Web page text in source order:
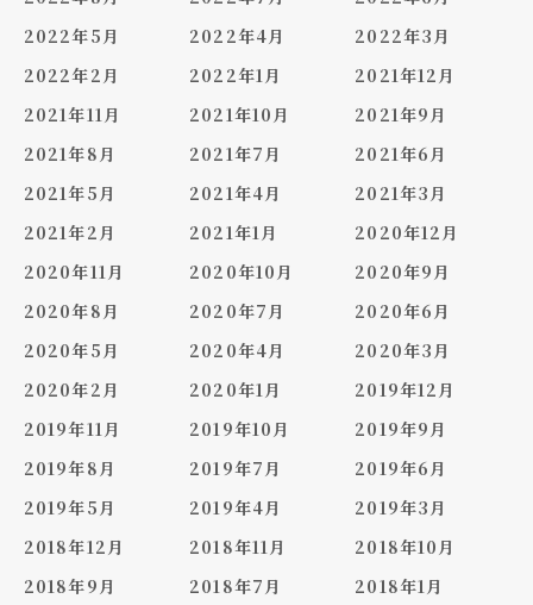
2022年5月
2022年4月
2022年3月
2022年2月
2022年1月
2021年12月
2021年11月
2021年10月
2021年9月
2021年8月
2021年7月
2021年6月
2021年5月
2021年4月
2021年3月
2021年2月
2021年1月
2020年12月
2020年11月
2020年10月
2020年9月
2020年8月
2020年7月
2020年6月
2020年5月
2020年4月
2020年3月
2020年2月
2020年1月
2019年12月
2019年11月
2019年10月
2019年9月
2019年8月
2019年7月
2019年6月
2019年5月
2019年4月
2019年3月
2018年12月
2018年11月
2018年10月
2018年9月
2018年7月
2018年1月